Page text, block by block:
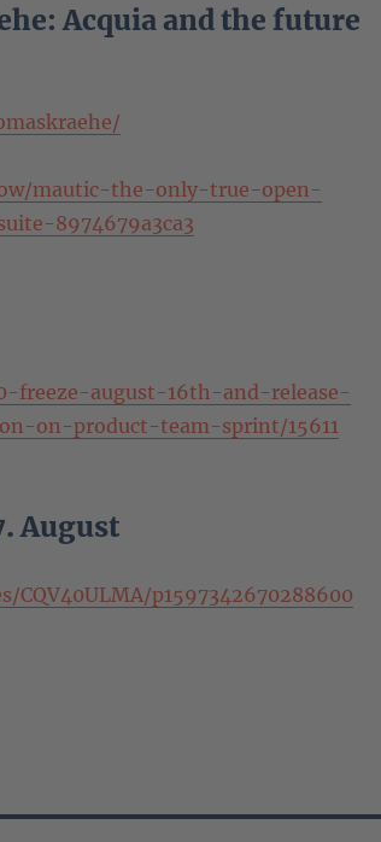
Acquia and the future
mautic-the-only-true-open-
8974679a3ca3
august-16th-and-release-
on-product-team-sprint/15611
August
p1597342670288600